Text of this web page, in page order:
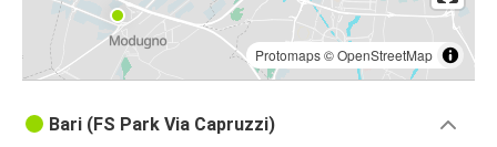
Protomaps©OpenStreetMap
Bari (FS Park Via Capruzzi)